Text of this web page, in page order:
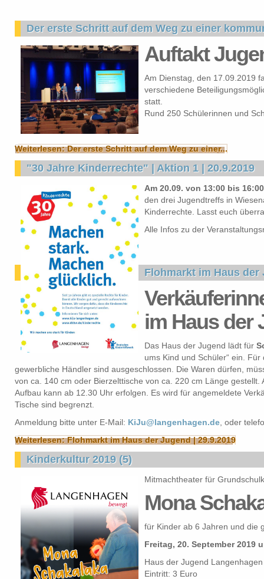
Der erste Schritt auf dem Weg zu einer
Auftakt
Am Dienstag, den 17.09.2019
verschiedene
statt.
Rund 250 Schülerinnen und
Weiterlesen: Der erste Schritt auf dem Weg zu einer...
"30 Jahre Kinderrechte" | Aktion 1 | 20.9.2019
Am 20.09. von 13:00 bis
den drei Jugendtreffs in
Kinderrechte. Lasst euch
Alle Infos zu der
Flohmarkt im Haus der
im Haus der
Das Haus der Jugend lädt für
ums Kind und Schüler“ ein.
gewerbliche Händler sind ausgeschlossen. Die Waren dürfen,
von ca. 140 cm oder Bierzelttische von ca. 220 cm Länge
Aufbau kann ab 12.30 Uhr erfolgen. Es wird für angemeldete
Tische sind begrenzt.
Anmeldung bitte unter E-Mail: KiJu@langenhagen.de , oder
Weiterlesen: Flohmarkt im Haus der Jugend | 29.9.2019
Kinderkultur 2019 (5)
Mitmachtheater für
Mona
für Kinder ab 6 Jahren und die
Freitag, 20. September 2019
Haus der Jugend Langenhagen
Eintritt: 3 Euro